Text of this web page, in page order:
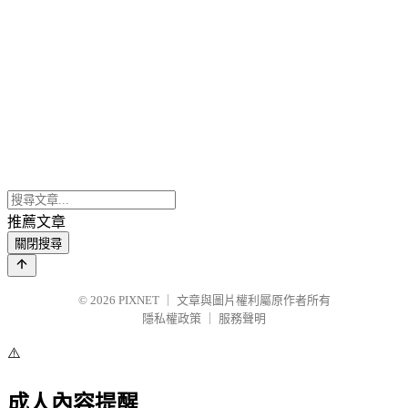
推薦文章
關閉搜尋
© 2026 PIXNET
文章與圖片權利屬原作者所有
隱私權政策
服務聲明
⚠️
成人內容提醒